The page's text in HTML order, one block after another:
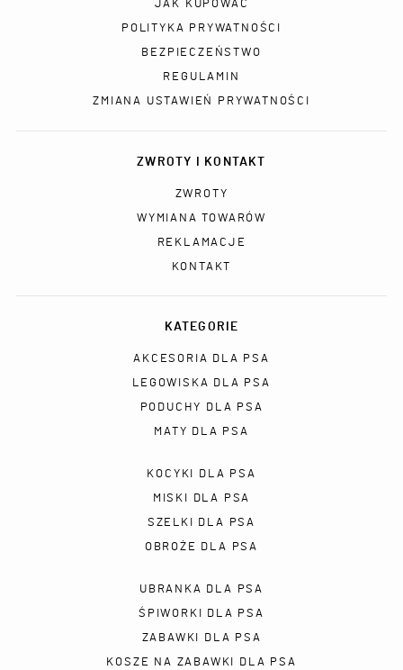
JAK KUPOWAĆ
POLITYKA PRYWATNOŚCI
BEZPIECZEŃSTWO
REGULAMIN
ZMIANA USTAWIEŃ PRYWATNOŚCI
ZWROTY I KONTAKT
ZWROTY
WYMIANA TOWARÓW
REKLAMACJE
KONTAKT
KATEGORIE
AKCESORIA DLA PSA
LEGOWISKA DLA PSA
PODUCHY DLA PSA
MATY DLA PSA
KOCYKI DLA PSA
MISKI DLA PSA
SZELKI DLA PSA
OBROŻE DLA PSA
UBRANKA DLA PSA
ŚPIWORKI DLA PSA
ZABAWKI DLA PSA
KOSZE NA ZABAWKI DLA PSA